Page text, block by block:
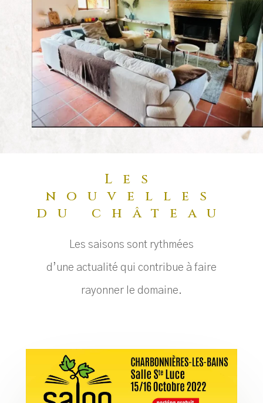
Les
nouvelles
du château
Les saisons sont rythmées
d’une actualité qui contribue à faire
rayonner le domaine.